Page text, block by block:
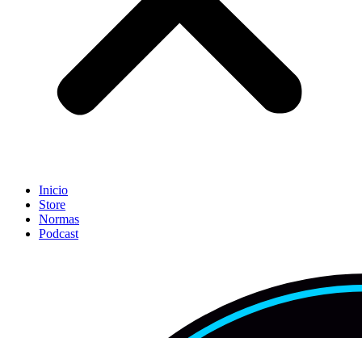
Inicio
Store
Normas
Podcast